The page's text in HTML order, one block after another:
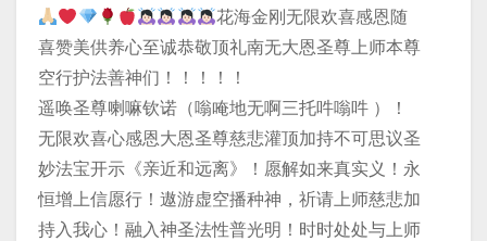
花海金刚无限欢喜感恩随
喜赞美供养心至诚恭敬顶礼南无大恩圣尊上师本尊
空行护法善神们！！！！！
遥唤圣尊喇嘛钦诺（嗡唵地无啊三托吽嗡吽 ）！
无限欢喜心感恩大恩圣尊慈悲灌顶加持不可思议圣
妙法宝开示《亲近和远离》！愿解如来真实义！永
恒增上信愿行！遨游虚空播种神，祈请上师慈悲加
持入我心！融入神圣法性普光明！时时处处与上师